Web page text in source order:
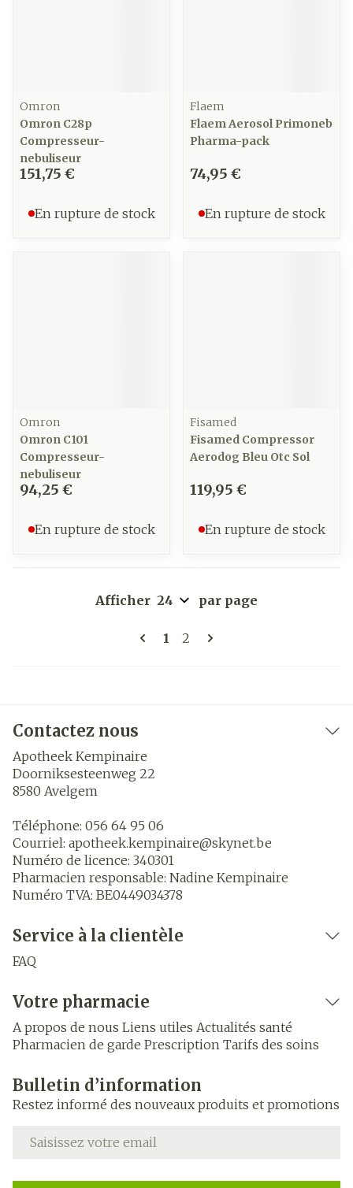
Omron
Omron C28p
Compresseur-
nebuliseur
151,75 €
En rupture de stock
Flaem
Flaem Aerosol Primoneb
Pharma-pack
74,95 €
En rupture de stock
Omron
Omron C101
Compresseur-
nebuliseur
94,25 €
En rupture de stock
Fisamed
Fisamed Compressor
Aerodog Bleu Otc Sol
119,95 €
En rupture de stock
Pages
Vous lisez actuellement la
1 Page
2
Afficher par page
Contactez nous
Apotheek Kempinaire
Doorniksesteenweg 22
8580 Avelgem
Téléphone: 056 64 95 06
Courriel: apotheek.kempinaire@skynet.be
Numéro de licence: 340301
Pharmacien responsable: Nadine Kempinaire
Numéro TVA: BE0449034378
Service à la clientèle
FAQ
Votre pharmacie
A propos de nous Liens utiles Actualités santé
Pharmacien de garde Prescription Tarifs des soins
Bulletin d’information
Restez informé des nouveaux produits et promotions
Adresse mail